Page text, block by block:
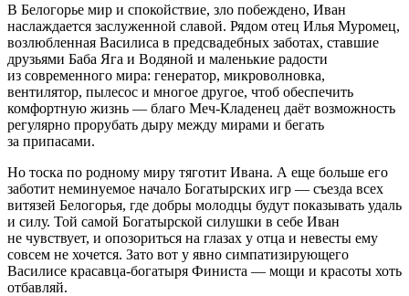
В Белогорье мир и спокойствие, зло побеждено, Иван
наслаждается заслуженной славой. Рядом отец Илья Муромец,
возлюбленная Василиса в предсвадебных заботах, ставшие
друзьями Баба Яга и Водяной и маленькие радости
из современного мира: генератор, микроволновка,
вентилятор, пылесос и многое другое, чтоб обеспечить
комфортную жизнь — благо Меч-Кладенец даёт возможность
регулярно прорубать дыру между мирами и бегать
за припасами.
Но тоска по родному миру тяготит Ивана. А еще больше его
заботит неминуемое начало Богатырских игр — съезда всех
витязей Белогорья, где добры молодцы будут показывать удаль
и силу. Той самой Богатырской силушки в себе Иван
не чувствует, и опозориться на глазах у отца и невесты ему
совсем не хочется. Зато вот у явно симпатизирующего
Василисе красавца-богатыря Финиста — мощи и красоты хоть
отбавляй.